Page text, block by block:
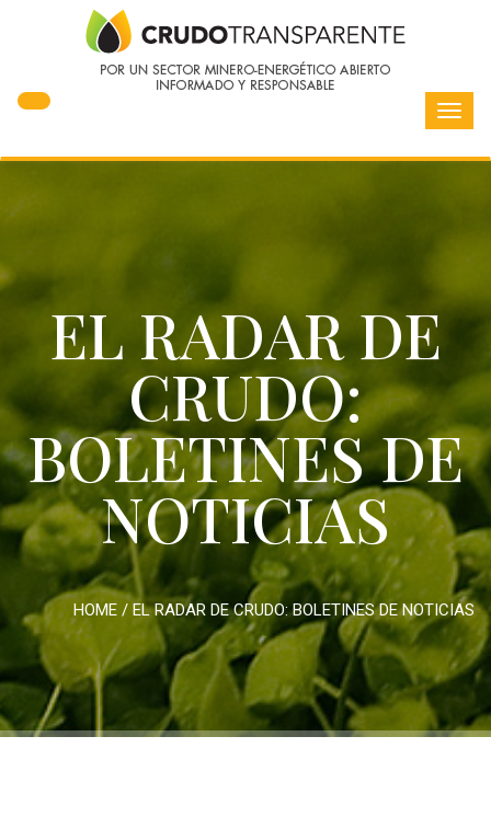
EL RADAR DE
CRUDO:
BOLETINES DE
NOTICIAS
HOME / EL RADAR DE CRUDO: BOLETINES DE NOTICIAS